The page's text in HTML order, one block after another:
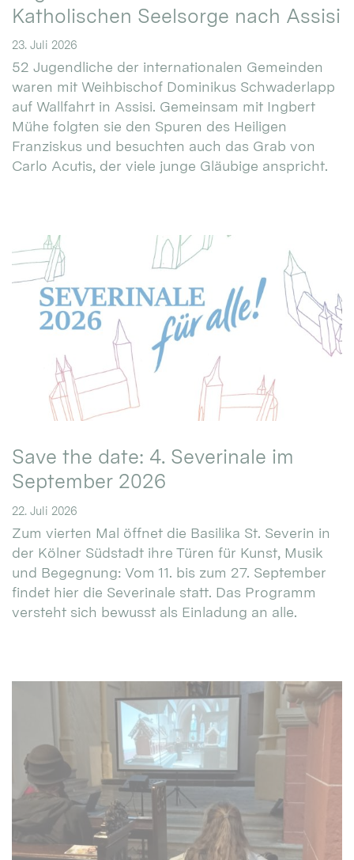
Katholischen Seelsorge nach Assisi
23. Juli 2026
52 Jugendliche der internationalen Gemeinden
waren mit Weihbischof Dominikus Schwaderlapp
auf Wallfahrt in Assisi. Gemeinsam mit Ingbert
Mühe folgten sie den Spuren des Heiligen
Franziskus und besuchten auch das Grab von
Carlo Acutis, der viele junge Gläubige anspricht.
Save the date: 4. Severinale im
September 2026
22. Juli 2026
Zum vierten Mal öffnet die Basilika St. Severin in
der Kölner Südstadt ihre Türen für Kunst, Musik
und Begegnung: Vom 11. bis zum 27. September
findet hier die Severinale statt. Das Programm
versteht sich bewusst als Einladung an alle.